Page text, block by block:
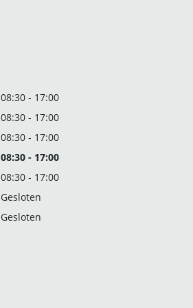
08:30 - 17:00
08:30 - 17:00
08:30 - 17:00
08:30 - 17:00
08:30 - 17:00
Gesloten
Gesloten